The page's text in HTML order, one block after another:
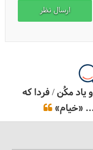
مکُن / فردا که
«خیام»